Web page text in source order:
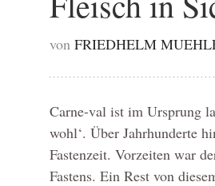
von FRIEDHELM
Carne-val ist im Ursprung
wohl‘. Über Jahrhunderte
Fastenzeit. Vorzeiten war
Fastens. Ein Rest von